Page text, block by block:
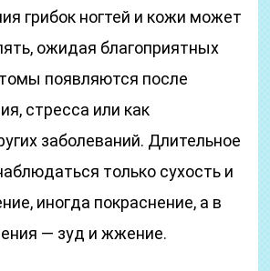
грибок ногтей и кожи может
ожидая благоприятных
появляются после
стресса или как
заболеваний. Длительное
только сухость и
иногда покраснение, а в
— зуд и жжение.